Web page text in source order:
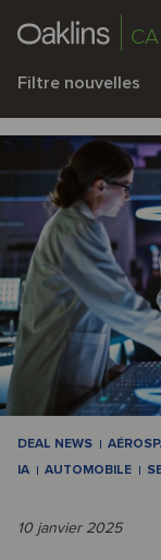
Filtre nouvelles
DEAL NEWS
IA
AUTOMOBILE
10 janvier 2025